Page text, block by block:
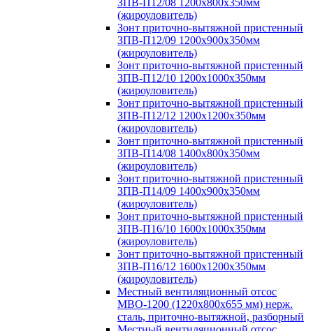
ЗПВ-П12/08 1200х800х350мм
(жироуловитель)
Зонт приточно-вытяжной пристенный
ЗПВ-П12/09 1200х900х350мм
(жироуловитель)
Зонт приточно-вытяжной пристенный
ЗПВ-П12/10 1200х1000х350мм
(жироуловитель)
Зонт приточно-вытяжной пристенный
ЗПВ-П12/12 1200х1200х350мм
(жироуловитель)
Зонт приточно-вытяжной пристенный
ЗПВ-П14/08 1400х800х350мм
(жироуловитель)
Зонт приточно-вытяжной пристенный
ЗПВ-П14/09 1400х900х350мм
(жироуловитель)
Зонт приточно-вытяжной пристенный
ЗПВ-П16/10 1600х1000х350мм
(жироуловитель)
Зонт приточно-вытяжной пристенный
ЗПВ-П16/12 1600х1200х350мм
(жироуловитель)
Местный вентиляционный отсос
МВО-1200 (1220х800х655 мм) нерж.
сталь, приточно-вытяжной, разборный